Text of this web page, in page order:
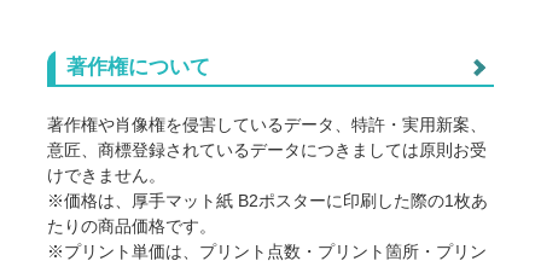
著作権について
著作権や肖像権を侵害しているデータ、特許・実用新案、
意匠、商標登録されているデータにつきましては原則お受
けできません。
また以下につきましては正式な許可を得ていない場合、個
人使用や無料配布、1個のみ、などに関わらずお受けでき
ません。(※明らかに連想できるものも含む)
※価格は、厚手マット紙 B2ポスターに印刷した際の1枚あ
たりの商品価格です。
※プリント単価は、プリント点数・プリント箇所・プリン